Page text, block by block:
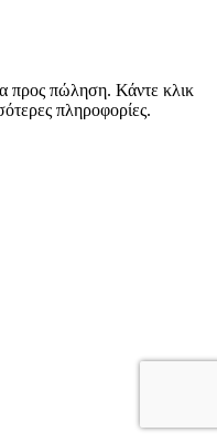
προς πώληση. Κάντε κλικ
πληροφορίες.